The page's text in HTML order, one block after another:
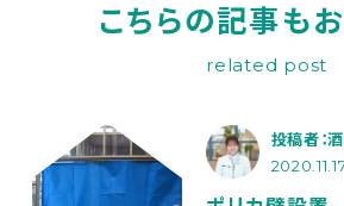
こちらの記事も
related post
投稿者：